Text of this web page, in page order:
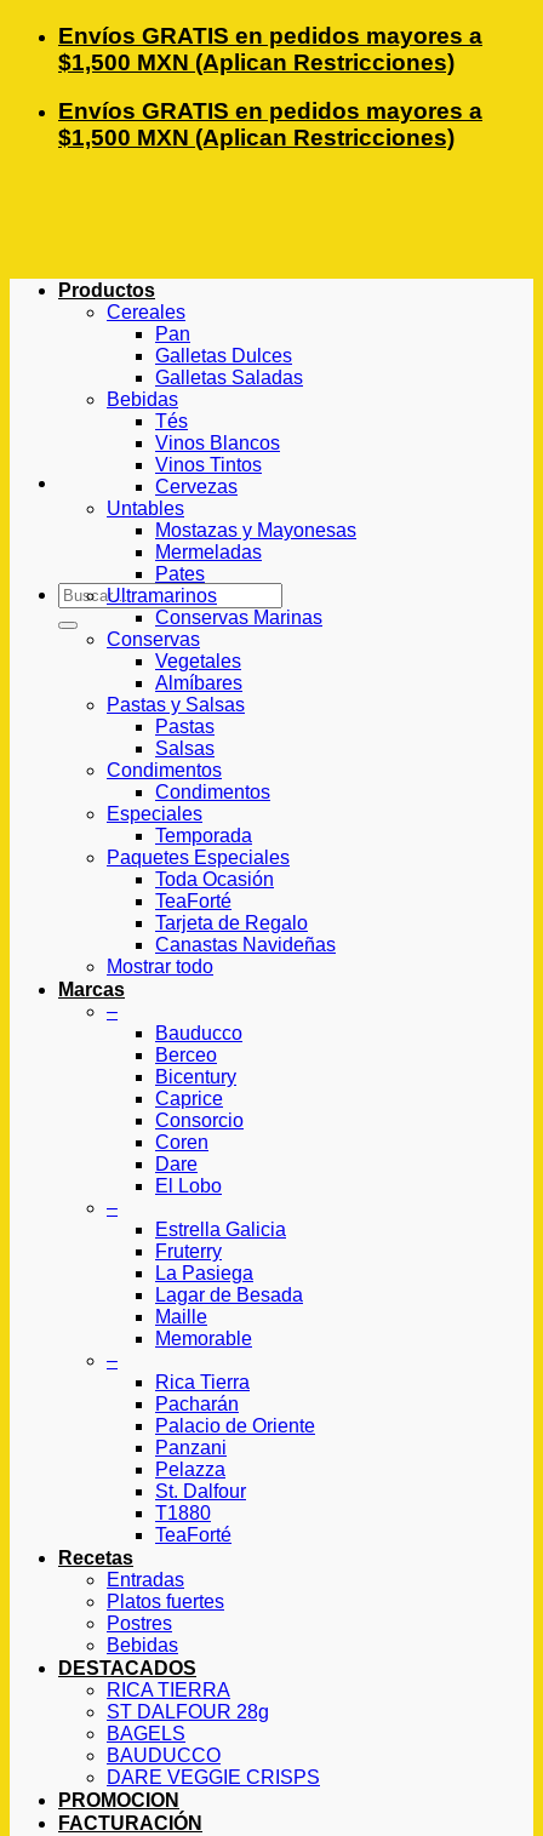
Saltar
contenido
Envíos GRATIS en pedidos mayores a
$1,500 MXN (Aplican Restricciones)
Envíos GRATIS en pedidos mayores a
$1,500 MXN (Aplican Restricciones)
Buscar
por:
Productos
Cereales
Pan
Galletas Dulces
Galletas Saladas
Bebidas
Tés
Vinos Blancos
Vinos Tintos
Cervezas
Untables
Mostazas y Mayonesas
Mermeladas
Pates
Ultramarinos
Conservas Marinas
Conservas
Vegetales
Almíbares
Pastas y Salsas
Pastas
Salsas
Condimentos
Condimentos
Especiales
Temporada
Paquetes Especiales
Toda Ocasión
TeaForté
Tarjeta de Regalo
Canastas Navideñas
Mostrar todo
Marcas
–
Bauducco
Berceo
Bicentury
Caprice
Consorcio
Coren
Dare
El Lobo
–
Estrella Galicia
Fruterry
La Pasiega
Lagar de Besada
Maille
Memorable
–
Rica Tierra
Pacharán
Palacio de Oriente
Panzani
Pelazza
St. Dalfour
T1880
TeaForté
Recetas
Entradas
Platos fuertes
Postres
Bebidas
DESTACADOS
RICA TIERRA
ST DALFOUR 28g
BAGELS
BAUDUCCO
DARE VEGGIE CRISPS
PROMOCION
FACTURACIÓN